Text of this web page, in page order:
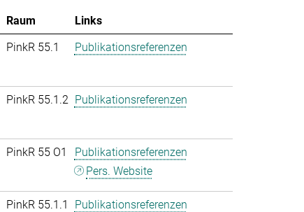
Raum
Links
PinkR 55.1 Publikationsreferenzen
PinkR 55.1.2 Publikationsreferenzen
PinkR 55 O1
Publikationsreferenzen
Pers. Website
PinkR 55.1.1 Publikationsreferenzen